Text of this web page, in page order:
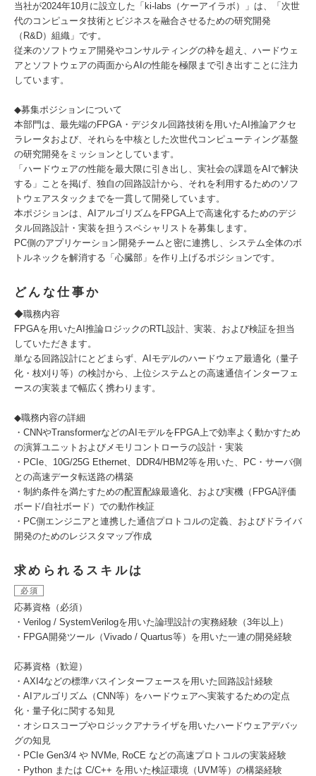
当社が2024年10月に設立した「ki-labs（ケーアイラボ）」は、「次世
代のコンピュータ技術とビジネスを融合させるための研究開発
（R&D）組織」です。
従来のソフトウェア開発やコンサルティングの枠を超え、ハードウェ
アとソフトウェアの両面からAIの性能を極限まで引き出すことに注力
しています。
◆募集ポジションについて
本部門は、最先端のFPGA・デジタル回路技術を用いたAI推論アクセ
ラレータおよび、それらを中核とした次世代コンピューティング基盤
の研究開発をミッションとしています。
「ハードウェアの性能を最大限に引き出し、実社会の課題をAIで解決
する」ことを掲げ、独自の回路設計から、それを利用するためのソフ
トウェアスタックまでを一貫して開発しています。
本ポジションは、AIアルゴリズムをFPGA上で高速化するためのデジ
タル回路設計・実装を担うスペシャリストを募集します。
PC側のアプリケーション開発チームと密に連携し、システム全体のボ
トルネックを解消する「心臓部」を作り上げるポジションです。
どんな仕事か
◆職務内容
FPGAを用いたAI推論ロジックのRTL設計、実装、および検証を担当
していただきます。
単なる回路設計にとどまらず、AIモデルのハードウェア最適化（量子
化・枝刈り等）の検討から、上位システムとの高速通信インターフェ
ースの実装まで幅広く携わります。
◆職務内容の詳細
・CNNやTransformerなどのAIモデルをFPGA上で効率よく動かすため
の演算ユニットおよびメモリコントローラの設計・実装
・PCIe、10G/25G Ethernet、DDR4/HBM2等を用いた、PC・サーバ側
との高速データ転送路の構築
・制約条件を満たすための配置配線最適化、および実機（FPGA評価
ボード/自社ボード）での動作検証
・PC側エンジニアと連携した通信プロトコルの定義、およびドライバ
開発のためのレジスタマップ作成
求められるスキルは
必須
応募資格（必須）
・Verilog / SystemVerilogを用いた論理設計の実務経験（3年以上）
・FPGA開発ツール（Vivado / Quartus等）を用いた一連の開発経験
応募資格（歓迎）
・AXI4などの標準バスインターフェースを用いた回路設計経験
・AIアルゴリズム（CNN等）をハードウェアへ実装するための定点
化・量子化に関する知見
・オシロスコープやロジックアナライザを用いたハードウェアデバッ
グの知見
・PCIe Gen3/4 や NVMe, RoCE などの高速プロトコルの実装経験
・Python または C/C++ を用いた検証環境（UVM等）の構築経験